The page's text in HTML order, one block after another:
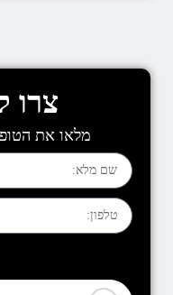
צרו
מלאו את